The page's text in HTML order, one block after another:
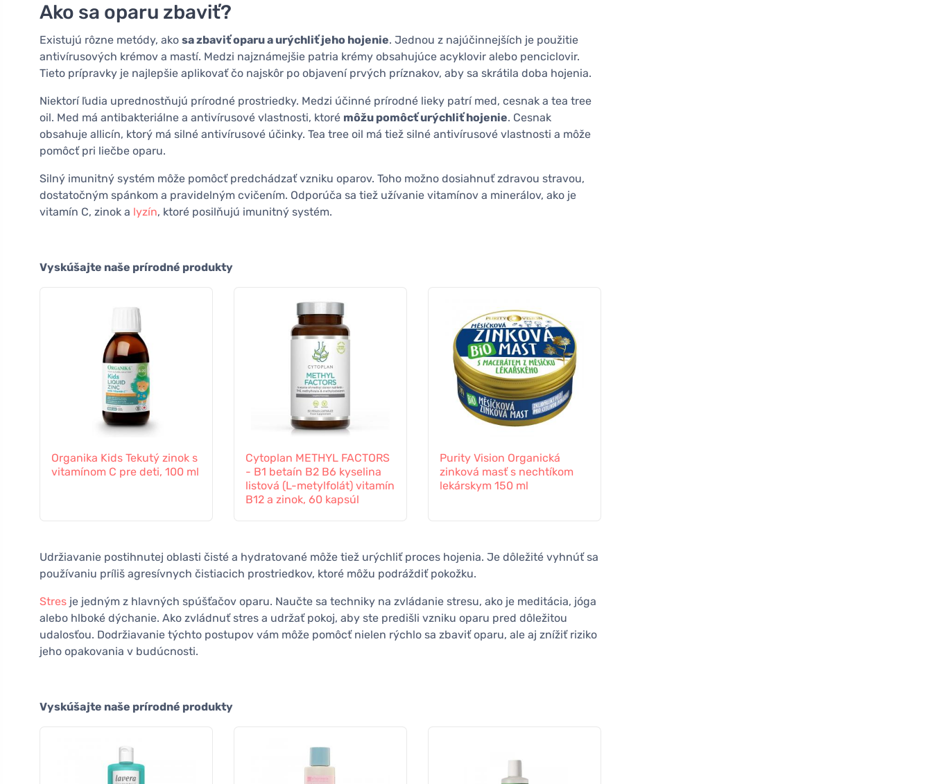
Ako sa oparu zbaviť?
Existujú rôzne metódy, ako sa zbaviť oparu a urýchliť jeho hojenie. Jednou z najúčinnejších je použitie
antivírusových krémov a mastí. Medzi najznámejšie patria krémy obsahujúce acyklovir alebo penciclovir.
Tieto prípravky je najlepšie aplikovať čo najskôr po objavení prvých príznakov, aby sa skrátila doba hojenia.
Niektorí ľudia uprednostňujú prírodné prostriedky. Medzi účinné prírodné lieky patrí med, cesnak a tea tree
oil. Med má antibakteriálne a antivírusové vlastnosti, ktoré môžu pomôcť urýchliť hojenie. Cesnak
obsahuje allicín, ktorý má silné antivírusové účinky. Tea tree oil má tiež silné antivírusové vlastnosti a môže
pomôcť pri liečbe oparu.
Silný imunitný systém môže pomôcť predchádzať vzniku oparov. Toho možno dosiahnuť zdravou stravou,
dostatočným spánkom a pravidelným cvičením. Odporúča sa tiež užívanie vitamínov a minerálov, ako je
vitamín C, zinok a lyzín, ktoré posilňujú imunitný systém.
Vyskúšajte naše prírodné produkty
Organika Kids Tekutý zinok s
vitamínom C pre deti, 100 ml
Cytoplan METHYL FACTORS
- B1 betaín B2 B6 kyselina
listová (L-metylfolát) vitamín
B12 a zinok, 60 kapsúl
Purity Vision Organická
zinková masť s nechtíkom
lekárskym 150 ml
Udržiavanie postihnutej oblasti čisté a hydratované môže tiež urýchliť proces hojenia. Je dôležité vyhnúť sa
používaniu príliš agresívnych čistiacich prostriedkov, ktoré môžu podráždiť pokožku.
Stres je jedným z hlavných spúšťačov oparu. Naučte sa techniky na zvládanie stresu, ako je meditácia, jóga
alebo hlboké dýchanie. Ako zvládnuť stres a udržať pokoj, aby ste predišli vzniku oparu pred dôležitou
udalosťou. Dodržiavanie týchto postupov vám môže pomôcť nielen rýchlo sa zbaviť oparu, ale aj znížiť riziko
jeho opakovania v budúcnosti.
Vyskúšajte naše prírodné produkty